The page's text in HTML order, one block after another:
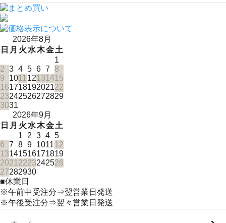
2026年8月
日 月 火 水木金土
1
2 3 4 5 6 7
8
9
1011 12131415
16171819202122
23242526272829
3031
2026年9月
日 月 火 水木金土
1
2 3 4 5
6 7 8 9 101112
13141516171819
2021 2223242526
27282930
■休業日
※午前中受注分⇒翌営業日発送
※午後受注分⇒翌々営業日発送